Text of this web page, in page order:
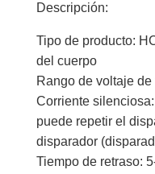
Descripción:
Tipo de producto:
del cuerpo
Rango de voltaje
Corriente
puede repetir el
disparador
Tiempo de retraso: